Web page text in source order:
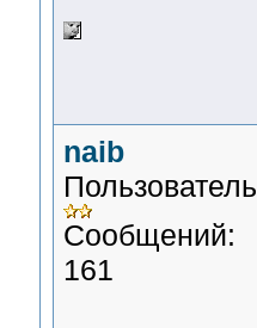
naib
Пользователь
Сообщений:
161